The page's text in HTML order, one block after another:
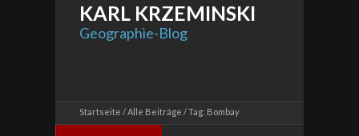
KARL KRZEMINSKI
Geographie-Blog
Startseite Alle Beiträge Tag: Bombay